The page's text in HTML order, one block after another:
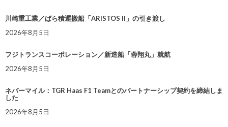
川崎重工業／ばら積運搬船「ARISTOS II」の引き渡し
2026年8月5日
フジトランスコーポレーション／新造船「蓉翔丸」就航
2026年8月5日
ネバーマイル：TGR Haas F1 Teamとのパートナーシップ契約を締結しま
した
2026年8月5日